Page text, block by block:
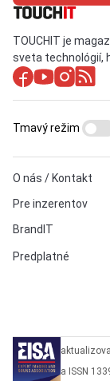
TOUCHIT je
sveta technológií,
O nás / Kontakt
Pre inzerentov
BrandIT
Predplatné
Tmavý režim
a ISSN